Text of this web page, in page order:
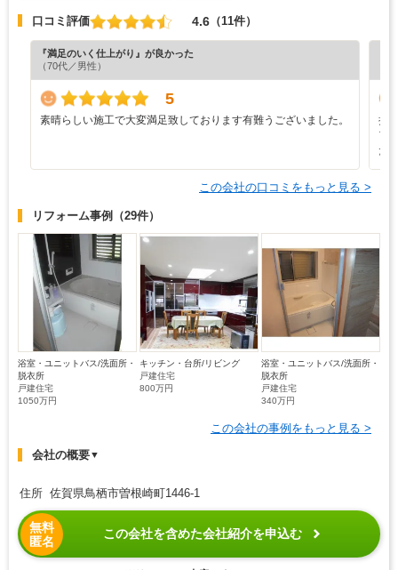
口コミ評価 4.6 （11件）
『満足のいく仕上がり』が良かった
（70代／男性）
5
素晴らしい施工で大変満足致しております有難うございました。
担
ア
た
この会社の口コミをもっと見る >
リフォーム事例 （29件）
浴室・ユニットバス/洗面所・
脱衣所
戸建住宅
1050万円
キッチン・台所/リビング
戸建住宅
800万円
浴室・ユニットバス/洗面所・
脱衣所
戸建住宅
340万円
この会社の事例をもっと見る >
会社の概要▼
住所 佐賀県鳥栖市曽根崎町1446-1
無料
匿名
この会社を含めた会社紹介を申込む